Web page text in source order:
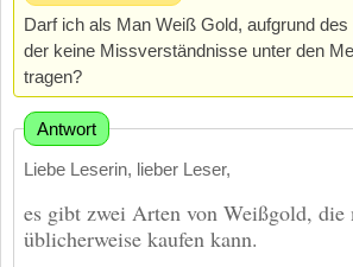
Darf ich als Man Weiß Gold, aufgrund
der keine Missverständnisse unter den
tragen?
Antwort
Liebe Leserin, lieber Leser,
es gibt zwei Arten von Weißgold, die
üblicherweise kaufen kann.